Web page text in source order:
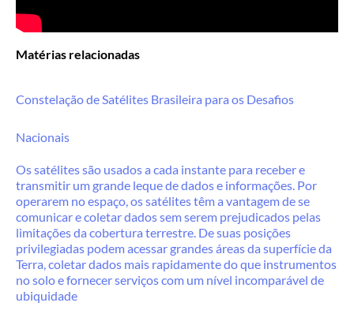
Matérias relacionadas
Constelação de Satélites Brasileira para os Desafios
Nacionais
Os satélites são usados a cada instante para receber e
transmitir um grande leque de dados e informações. Por
operarem no espaço, os satélites têm a vantagem de se
comunicar e coletar dados sem serem prejudicados pelas
limitações da cobertura terrestre. De suas posições
privilegiadas podem acessar grandes áreas da superfície da
Terra, coletar dados mais rapidamente do que instrumentos
no solo e fornecer serviços com um nível incomparável de
ubiquidade